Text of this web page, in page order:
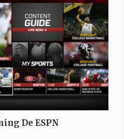
De ESPN